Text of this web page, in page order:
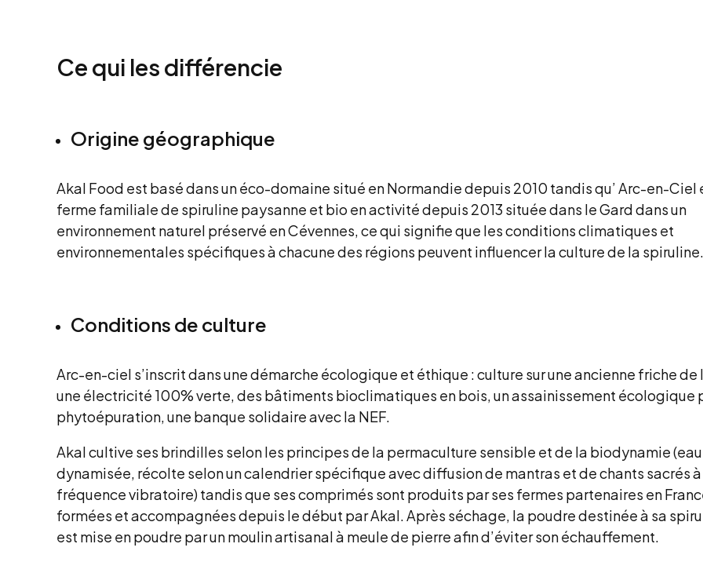
Ce qui les différencie
Origine géographique
Akal Food est basé dans un éco-domaine situé en Normandie depuis 2010 tandis qu’ Arc-en-Ciel
ferme familiale de spiruline paysanne et bio en activité depuis 2013 située dans le Gard dans un
environnement naturel préservé en Cévennes, ce qui signifie que les conditions climatiques et
environnementales spécifiques à chacune des régions peuvent influencer la culture de la spiruline.
Conditions de culture
Arc-en-ciel s’inscrit dans une démarche écologique et éthique : culture sur une ancienne friche de
une électricité 100% verte, des bâtiments bioclimatiques en bois, un assainissement écologique
phytoépuration, une banque solidaire avec la NEF.
Akal cultive ses brindilles selon les principes de la permaculture sensible et de la biodynamie (eau
dynamisée, récolte selon un calendrier spécifique avec diffusion de mantras et de chants sacrés
fréquence vibratoire) tandis que ses comprimés sont produits par ses fermes partenaires en
formées et accompagnées depuis le début par Akal. Après séchage, la poudre destinée à sa
est mise en poudre par un moulin artisanal à meule de pierre afin d’éviter son échauffement.